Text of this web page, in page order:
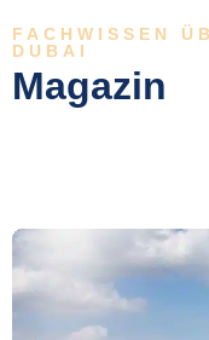
FACHWISSEN
DUBAI
Magazin